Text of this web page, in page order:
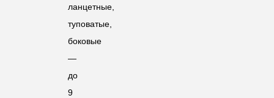
ланцетные,
туповатые,
боковые
—
до
9